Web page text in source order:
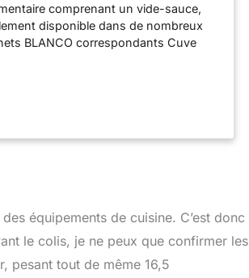
comprenant un vide-sauce,
disponible dans de nombreux
BLANCO correspondants Cuve
trempage Évier en SILGRANIT :
jusqu'à 80 % de quartz –
cassures et à la chaleur Optimiser le
de la cuisine grce aux
ou les paniers à vaisselle –
équipements de cuisine. C’est donc
le colis, je ne peux que confirmer les
pesant tout de même 16,5